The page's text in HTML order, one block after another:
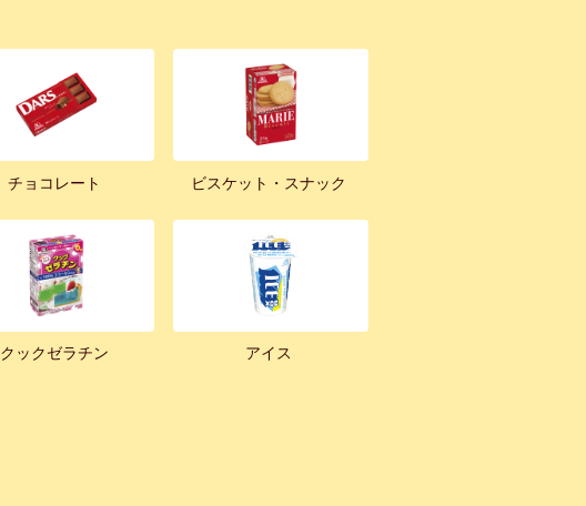
チョコレート ビスケット・スナック
クックゼラチン アイス